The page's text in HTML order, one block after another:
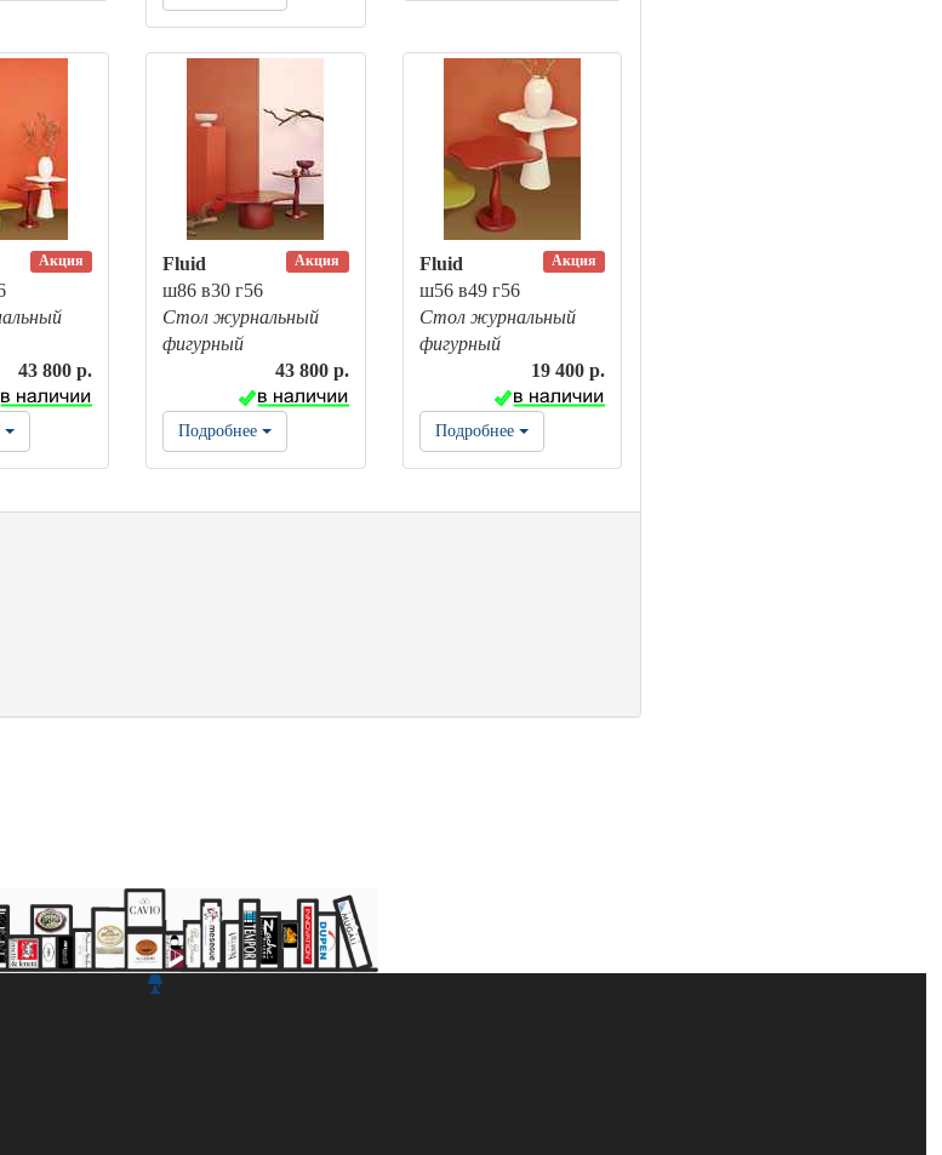
Акция
43 800 р.
Акция
Fluid
ш86 в30 г56
Стол журнальный
фигурный
43 800 р.
Подробнее
Акция
Fluid
ш56 в49 г56
Стол журнальный
фигурный
19 400 р.
Подробнее